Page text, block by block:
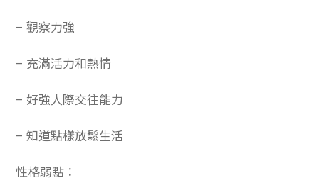
– 觀察力強
– 充滿活力和熱情
– 好強人際交往能力
– 知道點樣放鬆生活
性格弱點：